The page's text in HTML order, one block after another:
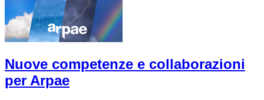
Nuove competenze e collaborazioni
per Arpae